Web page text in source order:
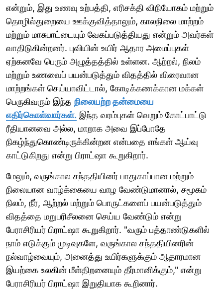
என்றும், இது உணவு உற்பத்தி, எரிசக்தி விநியோகம் மற்றும்
தொழில்துறையை ஊக்குவித்தாலும், காலநிலை மாற்றம்
மற்றும் மாசுபாட்டையும் வேகப்படுத்தியது என்றும் அவர்கள்
வாதிடுகின்றனர். புவியின் உயிர் ஆதார அமைப்புகள்
ஏற்கனவே பெரும் அழுத்தத்தில் உள்ளன. ஆற்றல், நிலம்
மற்றும் உணவைப் பயன்படுத்தும் விதத்தில் விரைவான
மாற்றங்கள் செய்யாவிட்டால், கோடிக்கணக்கான மக்கள்
பெருகிவரும் இந்த நிலையற்ற தன்மையை
எதிர்கொள்வார்கள். இந்த வரம்புகள் வெறும் கோட்பாட்டு
ரீதியானவை அல்ல, மாறாக அவை இப்போதே
நிகழ்ந்துகொண்டிருக்கின்றன என்பதை எங்கள் ஆய்வு
காட்டுகிறது என்று பிராட்ஷா கூறுகிறார்.
மேலும், வருங்கால சந்ததியினர் பாதுகாப்பான மற்றும்
நிலையான வாழ்க்கையை வாழ வேண்டுமானால், சமூகம்
நிலம், நீர், ஆற்றல் மற்றும் பொருட்களைப் பயன்படுத்தும்
விதத்தை மறுபரிசீலனை செய்ய வேண்டும் என்று
பேராசிரியர் பிராட்ஷா கூறுகிறார். "வரும் பத்தாண்டுகளில்
நாம் எடுக்கும் முடிவுகளே, வருங்கால சந்ததியினரின்
நல்வாழ்வையும், அனைத்து உயிர்களுக்கும் ஆதாரமான
இயற்கை உலகின் மீள்திறனையும் தீர்மானிக்கும்," என்று
பேராசிரியர் பிராட்ஷா இறுதியாக கூறினார்.